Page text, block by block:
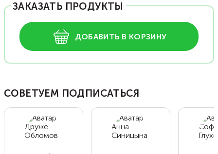
ЗАКАЗАТЬ ПРОДУКТЫ
ДОБАВИТЬ В КОРЗИНУ
СОВЕТУЕМ ПОДПИСАТЬСЯ